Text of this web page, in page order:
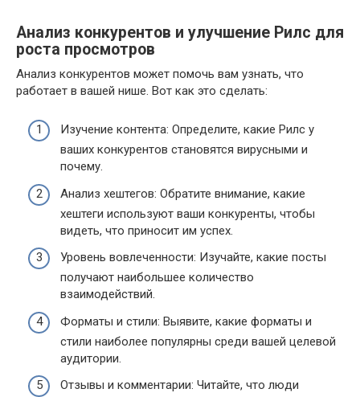
Анализ конкурентов и улучшение Рилс для
роста просмотров
Анализ конкурентов может помочь вам узнать, что
работает в вашей нише. Вот как это сделать:
Изучение контента: Определите, какие Рилс у
ваших конкурентов становятся вирусными и
почему.
Анализ хештегов: Обратите внимание, какие
хештеги используют ваши конкуренты, чтобы
видеть, что приносит им успех.
Уровень вовлеченности: Изучайте, какие посты
получают наибольшее количество
взаимодействий.
Форматы и стили: Выявите, какие форматы и
стили наиболее популярны среди вашей целевой
аудитории.
Отзывы и комментарии: Читайте, что люди